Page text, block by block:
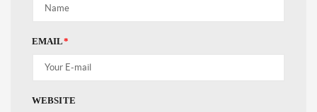
EMAIL*
WEBSITE